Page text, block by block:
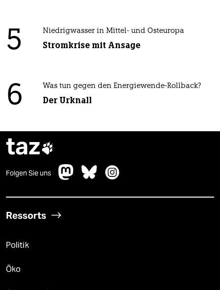
5 Niedrigwasser in Mittel- und Osteuropa
Stromkrise mit Ansage
6 Was tun gegen den Energiewende-Rollback?
Der Urknall
taz
Folgen Sie uns
Ressorts
Politik
Öko